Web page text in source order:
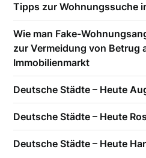
Tipps zur Wohnungssuche
Wie man Fake-
zur Vermeidung von Betrug
Immobilienmarkt
Deutsche Städte – Heute
Deutsche Städte – Heute
Deutsche Städte – Heute